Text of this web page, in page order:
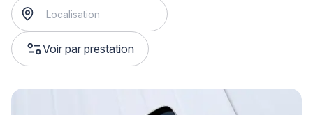
Voir par prestation